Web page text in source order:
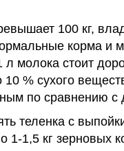
100 кг,
корма и
л молока стоит
% сухого
по сравнению
теленка с
1-1,5 кг зерновых